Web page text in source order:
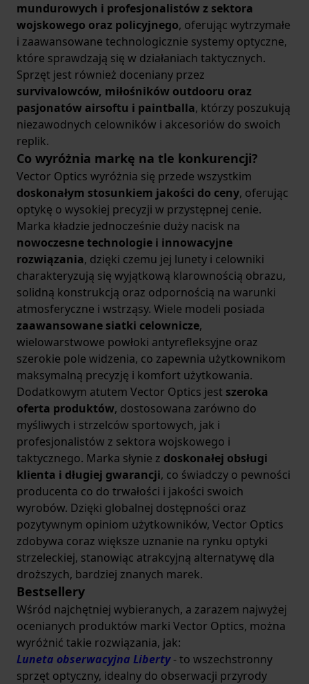
mundurowych i profesjonalistów z sektora
wojskowego oraz policyjnego, oferując wytrzymałe
i zaawansowane technologicznie systemy optyczne,
które sprawdzają się w działaniach taktycznych.
Sprzęt jest również doceniany przez
survivalowców, miłośników outdooru oraz
pasjonatów airsoftu i paintballa, którzy poszukują
niezawodnych celowników i akcesoriów do swoich
replik.
Co wyróżnia markę na tle konkurencji?
Vector Optics wyróżnia się przede wszystkim
doskonałym stosunkiem jakości do ceny, oferując
optykę o wysokiej precyzji w przystępnej cenie.
Marka kładzie jednocześnie duży nacisk na
nowoczesne technologie i innowacyjne
rozwiązania, dzięki czemu jej lunety i celowniki
charakteryzują się wyjątkową klarownością obrazu,
solidną konstrukcją oraz odpornością na warunki
atmosferyczne i wstrząsy. Wiele modeli posiada
zaawansowane siatki celownicze,
wielowarstwowe powłoki antyrefleksyjne oraz
szerokie pole widzenia, co zapewnia użytkownikom
maksymalną precyzję i komfort użytkowania.
Dodatkowym atutem Vector Optics jest szeroka
oferta produktów, dostosowana zarówno do
myśliwych i strzelców sportowych, jak i
profesjonalistów z sektora wojskowego i
taktycznego. Marka słynie z doskonałej obsługi
klienta i długiej gwarancji, co świadczy o pewności
producenta co do trwałości i jakości swoich
wyrobów. Dzięki globalnej dostępności oraz
pozytywnym opiniom użytkowników, Vector Optics
zdobywa coraz większe uznanie na rynku optyki
strzeleckiej, stanowiąc atrakcyjną alternatywę dla
droższych, bardziej znanych marek.
Bestsellery
Wśród najchętniej wybieranych, a zarazem najwyżej
ocenianych produktów marki Vector Optics, można
wyróżnić takie rozwiązania, jak:
Luneta obserwacyjna Liberty- to wszechstronny
sprzęt optyczny, idealny do obserwacji przyrody